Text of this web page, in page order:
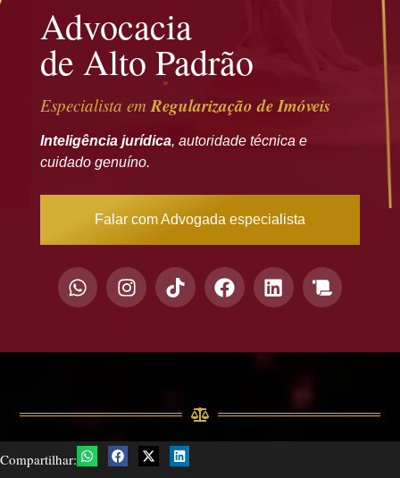
Advocacia
de Alto Padrão
Especialista em Regularização de Imóveis
Inteligência jurídica, autoridade técnica e
cuidado genuíno.
Falar com Advogada especialista
Compartilhar: